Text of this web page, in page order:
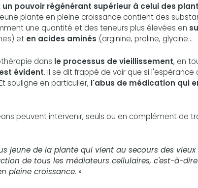
un pouvoir régénérant supérieur à celui des
plante en pleine croissance contient des
une quantité et des teneurs plus élevées en
et en acides aminés (arginine, proline, glycine...
dans le processus de vieillissement, en
évident. Il se dit frappé de voir que si l'espérance
souligne en particulier, l'abus de médication qui
peuvent intervenir, seuls ou en complément de
jeune de la plante qui vient au secours des vieux
de tous les médiateurs cellulaires, c'est-à-
pleine croissance. »